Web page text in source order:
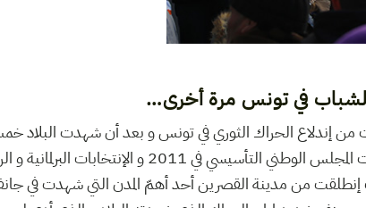
في تونس مرة أخرى…
إندلاع الحراك الثوري في تونس و بعد أن شهدت البلاد